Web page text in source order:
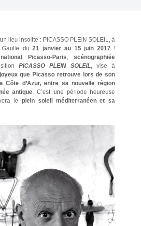
lieu insolite : PICASSO PLEIN SOLEIL, à
Gaulle du21 janvier au 15 juin 2017 !
Picasso-Paris,scénographiée
PICASSO PLEIN SOLEIL, vise à
que Picasso retrouve lors de son
Côte d’Azur, entre sa nouvelle région
antique. C’est une période heureuse
le plein soleil méditerranéen et sa